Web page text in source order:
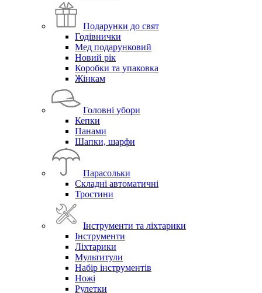
Подарунки до свят
Годівнички
Мед подарунковий
Новий рік
Коробки та упаковка
Жінкам
Головні убори
Кепки
Панами
Шапки, шарфи
Парасольки
Складні автоматичні
Тростини
Інструменти та ліхтарики
Інструменти
Ліхтарики
Мультитули
Набір інструментів
Ножі
Рулетки